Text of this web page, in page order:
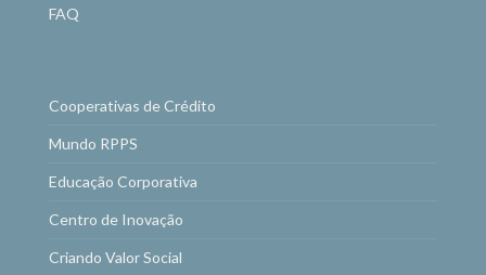
FAQ
Cooperativas de Crédito
Mundo RPPS
Educação Corporativa
Centro de Inovação
Criando Valor Social